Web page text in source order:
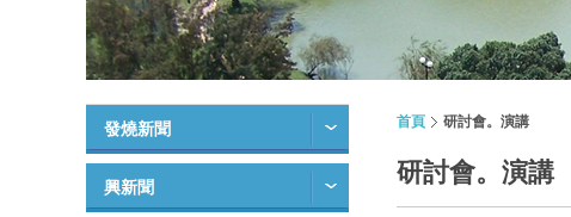
發燒新聞
興新聞
首頁 研討會。演講
研討會。演講